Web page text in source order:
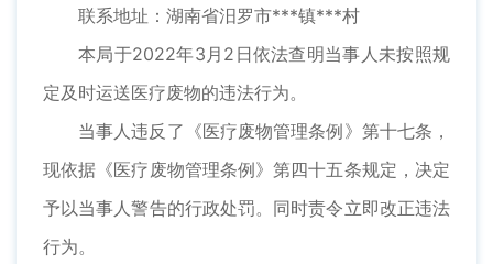
联系地址：湖南省汨罗市***镇***村
本局于2022年3月2日依法查明当事人未按照规
定及时运送医疗废物的违法行为。
当事人违反了《医疗废物管理条例》第十七条，
现依据《医疗废物管理条例》第四十五条规定，决定
予以当事人警告的行政处罚。同时责令立即改正违法
行为。